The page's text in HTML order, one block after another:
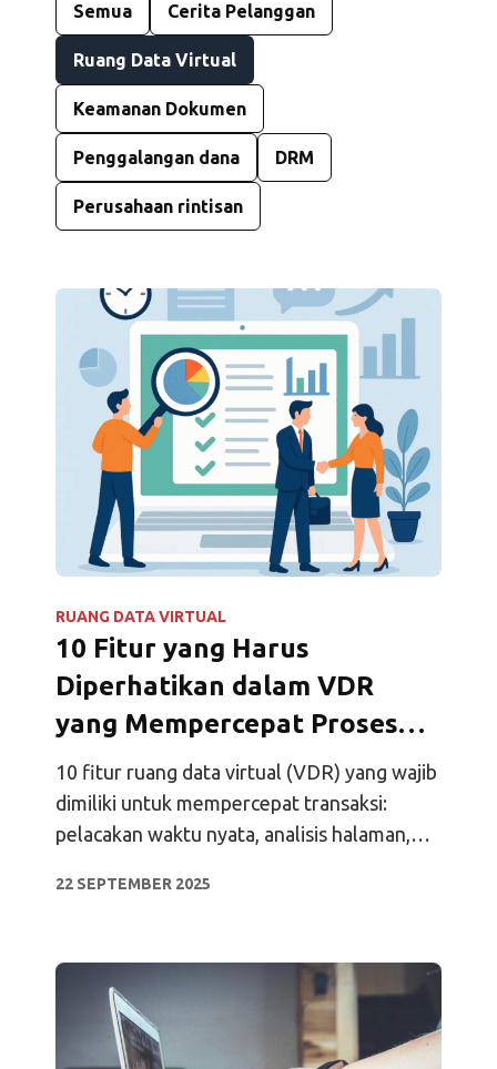
Semua Cerita Pelanggan
Ruang Data Virtual
Keamanan Dokumen
Penggalangan dana DRM
Perusahaan rintisan
RUANG DATA VIRTUAL
10 Fitur yang Harus
Diperhatikan dalam VDR
yang Mempercepat Proses
Transaksi
10 fitur ruang data virtual (VDR) yang wajib
dimiliki untuk mempercepat transaksi:
pelacakan waktu nyata, analisis halaman,
22 SEPTEMBER 2025